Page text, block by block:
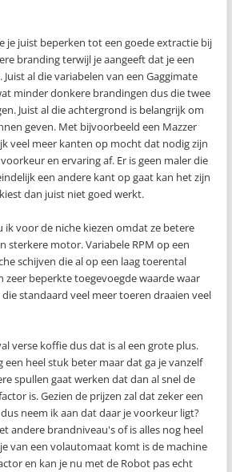
je juist beperken tot een goede extractie bij
branding terwijl je aangeeft dat je een
al die variabelen van een Gaggimate
minder donkere brandingen dus die twee
Juist al die achtergrond is belangrijk om
geven. Met bijvoorbeeld een Mazzer
veel meer kanten op mocht dat nodig zijn
en ervaring af. Er is geen maler die
een andere kant op gaat kan het zijn
dan juist niet goed werkt.
ik voor de niche kiezen omdat ze betere
sterkere motor. Variabele RPM op een
schijven die al op een laag toerental
zeer beperkte toegevoegde waarde waar
standaard veel meer toeren draaien veel
verse koffie dus dat is al een grote plus.
een heel stuk beter maar dat ga je vanzelf
spullen gaat werken dat dan al snel de
is. Gezien de prijzen zal dat zeker een
neem ik aan dat daar je voorkeur ligt?
andere brandniveau's of is alles nog heel
van een volautomaat komt is de machine
en kan je nu met de Robot pas echt